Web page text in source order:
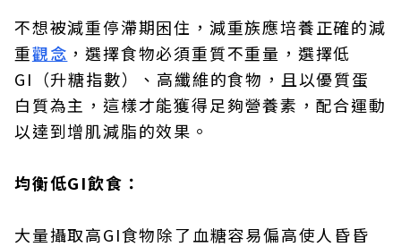
不想被減重停滯期困住，減重族應培養正確的減
重觀念 ，選擇食物必須重質不重量，選擇低
GI（升糖指數）、高纖維的食物，且以優質蛋
白質為主，這樣才能獲得足夠營養素，配合運動
以達到增肌減脂的效果。
均衡低GI飲食：
大量攝取高GI食物除了血糖容易偏高使人昏昏